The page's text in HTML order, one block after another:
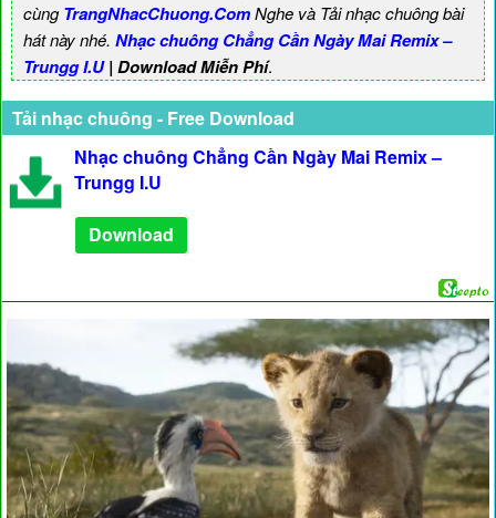
cùngTrangNhacChuong.ComNghe và Tải nhạc chuông bài
hát này nhé. Nhạc chuông Chẳng Cần Ngày Mai Remix –
Trungg I.U| Download Miễn Phí.
Tải nhạc chuông - Free Download
Nhạc chuông Chẳng Cần Ngày Mai Remix –
Trungg I.U
Download